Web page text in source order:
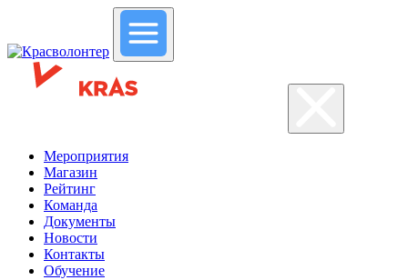
Мероприятия
Магазин
Рейтинг
Команда
Документы
Новости
Контакты
Обучение